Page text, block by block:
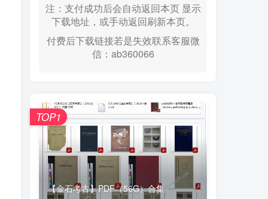
注：支付成功后会自动返回本页 显示
下载地址，或手动返回刷新本页。
付费后下载链接若是失效联系客服微
信：ab360066
【金石考古】PDF（56G）合集
TOP1